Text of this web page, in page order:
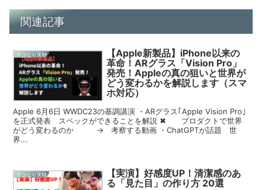
関連記事
マコなり実験
【Apple新製品】iPhone以来の
革命！ARグラス「Vision Pro」
発売！Appleの真の狙いと世界が
どう変わるかを解説します（スマ
ホ対応）
Apple 6月6日 WWDC23の基調講演 ・ARグラス｢Apple Vision Pro｣
を正式発表 スペックができることを解説 ✖ プロダクトで世界
がどう変わるのか → 考察する動画 ・ChatGPTが話題 世
界...
マコなり実験
【実演】好感度UP！清潔感のあ
る「見た目」の作り方 20選